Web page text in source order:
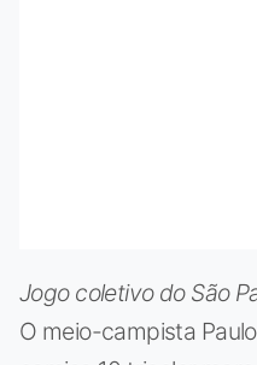
Jogo coletivo do São
O meio-campista